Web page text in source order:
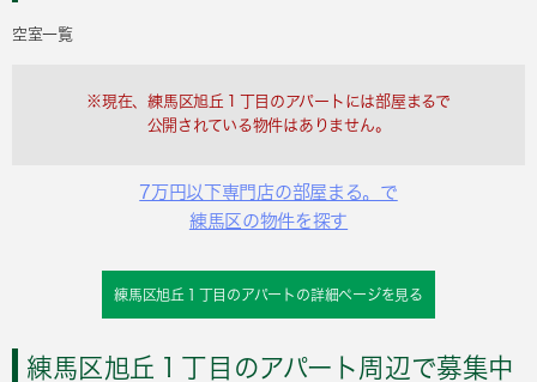
空室一覧
※現在、練馬区旭丘１丁目のアパートには部屋まるで
公開されている物件はありません。
7万円以下専門店の部屋まる。で
練馬区の物件を探す
練馬区旭丘１丁目のアパートの詳細ページを見る
練馬区旭丘１丁目のアパート周辺で募集中